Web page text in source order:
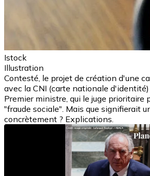
Istock
Illustration
Contesté, le projet de création d'une
avec la CNI (carte nationale
Premier ministre, qui le juge prioritaire
"fraude sociale". Mais que signifierait
concrètement ? Explications.